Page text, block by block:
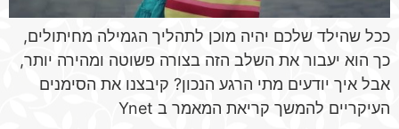
ככל שהילד שלכם יהיה מוכן לתהליך הגמילה מחיתולים,
כך הוא יעבור את השלב הזה בצורה פשוטה ומהירה יותר,
אבל איך יודעים מתי הרגע הנכון? קיבצנו את הסימנים
העיקריים להמשך קריאת המאמר ב Ynet